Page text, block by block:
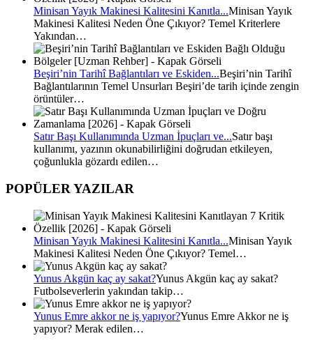
Minisan Yayık Makinesi Kalitesini Kanıtla...Minisan Yayık
Makinesi Kalitesi Neden Öne Çıkıyor? Temel Kriterlere
Yakından…
Beşiri’nin Tarihî Bağlantıları ve Eskiden...Beşiri’nin Tarihî
Bağlantılarının Temel Unsurları Beşiri’de tarih içinde zengin
örüntüler…
Satır Başı Kullanımında Uzman İpuçları ve...Satır başı
kullanımı, yazının okunabilirliğini doğrudan etkileyen,
çoğunlukla gözardı edilen…
POPÜLER YAZILAR
Minisan Yayık Makinesi Kalitesini Kanıtla...Minisan Yayık
Makinesi Kalitesi Neden Öne Çıkıyor? Temel…
Yunus Akgün kaç ay sakat?Yunus Akgün kaç ay sakat?
Futbolseverlerin yakından takip…
Yunus Emre akkor ne iş yapıyor?Yunus Emre Akkor ne iş
yapıyor? Merak edilen…